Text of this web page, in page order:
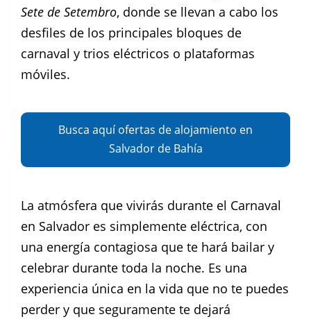
Sete de Setembro, donde se llevan a cabo los
desfiles de los principales bloques de
carnaval y trios eléctricos o plataformas
móviles.
Busca aquí ofertas de alojamiento en
Salvador de Bahía
La atmósfera que vivirás durante el Carnaval
en Salvador es simplemente eléctrica, con
una energía contagiosa que te hará bailar y
celebrar durante toda la noche. Es una
experiencia única en la vida que no te puedes
perder y que seguramente te dejará